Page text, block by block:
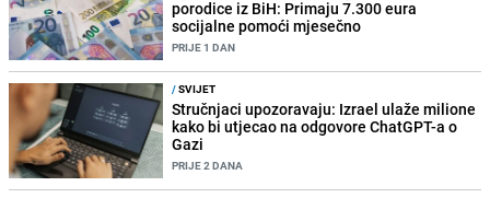
porodice iz BiH: Primaju 7.300 eura
socijalne pomoći mjesečno
PRIJE 1 DAN
/SVIJET
Stručnjaci upozoravaju: Izrael ulaže milione
kako bi utjecao na odgovore ChatGPT-a o
Gazi
PRIJE 2 DANA